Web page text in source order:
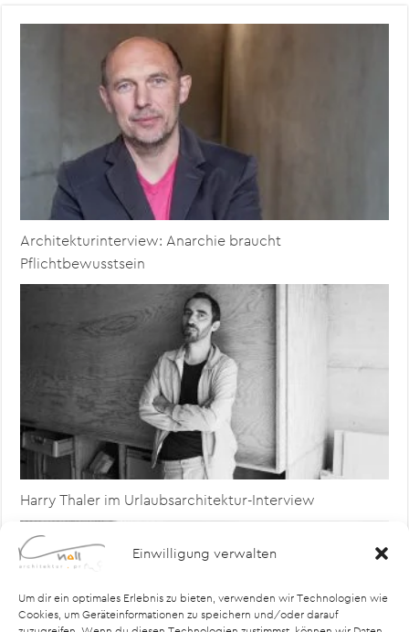
Einwilligung verwalten
Um dir ein optimales Erlebnis zu bieten, verwenden wir Technologien wie
Cookies, um Geräteinformationen zu speichern und/oder darauf
Architekturinterview: Anarchie braucht
Pflichtbewusstsein
Harry Thaler im Urlaubsarchitektur-Interview